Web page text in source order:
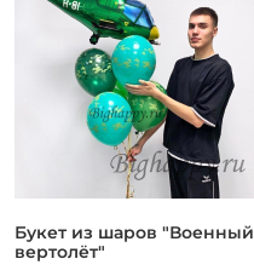
Букет из шаров "Военный
вертолёт"